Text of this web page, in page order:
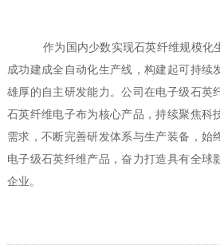
作为国内少数实现石英纤维规模化
成功建成全自动化生产线，构建起可持续
雄厚的自主研发能力。公司在电子级石英
石英纤维电子布为核心产品，持续聚焦科
需求，不断完善研发体系与生产装备，始
电子级石英纤维产品，奋力打造具有全球
企业。